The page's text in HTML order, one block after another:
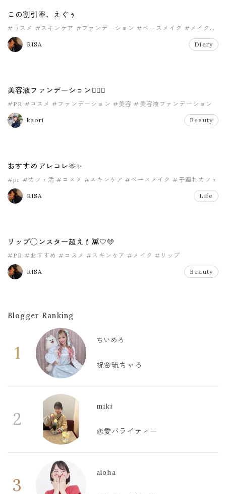
この割引率、えぐぅ
#コスメ #スキンケア #ファンデーション #ベースメイク #メイク
#美肌
RISA
Diary
美容液ファンデーション💆🏻‍♀️
#PR #コスメ #ファンデーション #美容 #美容液ファンデーション
kaori Beauty
おすすめアレコレ🫶✨
#pr #カフェ活 #コスメ #スキンケア #ベースメイク #子連れカフェ
RISA Life
リップ◯ンスター超え💄👾🤍🩵
#PR #おすすめ #コスメ #スキンケア #メイク #リップ
RISA Beauty
Blogger Ranking
1
ちいめろ
祝🌸琉ちゃろ
2
miki
恋愛バライティー
3
aloha